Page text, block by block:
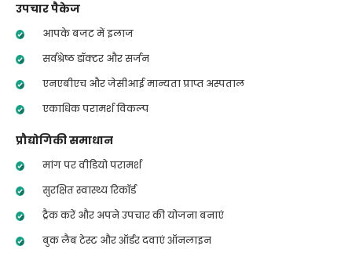
उपचार पैकेज
आपके बजट में इलाज
सर्वश्रेष्ठ डॉक्टर और सर्जन
एनएबीएच और जेसीआई मान्यता प्राप्त अस्पताल
एकाधिक परामर्श विकल्प
प्रौद्योगिकी समाधान
मांग पर वीडियो परामर्श
सुरक्षित स्वास्थ्य रिकॉर्ड
ट्रैक करें और अपने उपचार की योजना बनाएं
बुक लैब टेस्ट और ऑर्डर दवाएं ऑनलाइन